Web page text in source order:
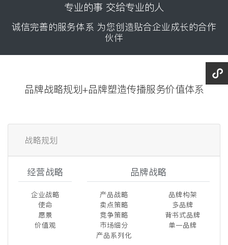
专业的事 交给专业的人
诚信完善的服务体系 为您创造贴合企业成长的合作
伙伴
品牌战略规划+品牌塑造传播服务价值体系
战略规划
经营战略
企业战略
使命
愿景
价值观
品牌战略
产品战略
卖点策略
竞争策略
市场细分
产品系列化
品牌构架
多品牌
背书式品牌
单一品牌